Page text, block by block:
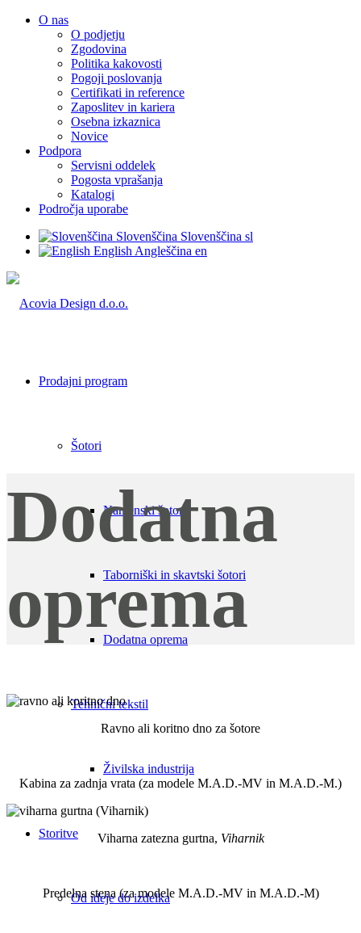
O nas
O podjetju
Zgodovina
Politika kakovosti
Pogoji poslovanja
Certifikati in reference
Zaposlitev in kariera
Osebna izkaznica
Novice
Podpora
Servisni oddelek
Pogosta vprašanja
Katalogi
Področja uporabe
Slovenščina Slovenščina sl
English Angleščina en
Prodajni program
Šotori
Namenski šotori
Taborniški in skavtski šotori
Dodatna oprema
Tehnični tekstil
Živilska industrija
Storitve
Od ideje do izdelka
Dodatna
oprema
Ravno ali koritno dno za šotore
Kabina za zadnja vrata (za modele M.A.D.-MV in M.A.D.-M.)
Viharna zatezna gurtna, Viharnik
Predelna stena (za modele M.A.D.-MV in M.A.D.-M)